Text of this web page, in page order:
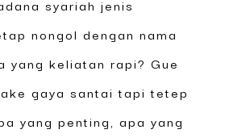
syariah jenis
nongol dengan nama
yang keliatan rapi? Gue
gaya santai tapi tetep
yang penting, apa yang